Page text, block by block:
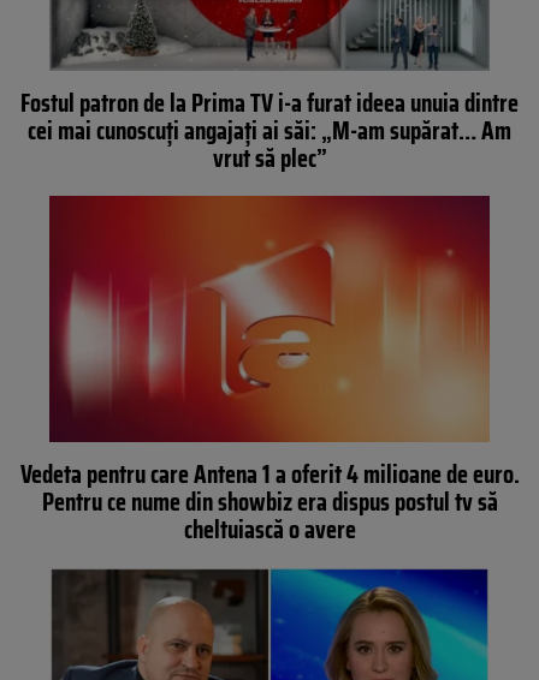
Fostul patron de la Prima TV i-a furat ideea unuia dintre
cei mai cunoscuți angajați ai săi: „M-am supărat… Am
vrut să plec”
Vedeta pentru care Antena 1 a oferit 4 milioane de euro.
Pentru ce nume din showbiz era dispus postul tv să
cheltuiască o avere